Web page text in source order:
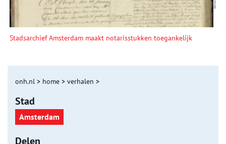
Stadsarchief Amsterdam maakt notarisstukken toegankelijk
onh.nl > home > verhalen >
Stad
Amsterdam
Delen